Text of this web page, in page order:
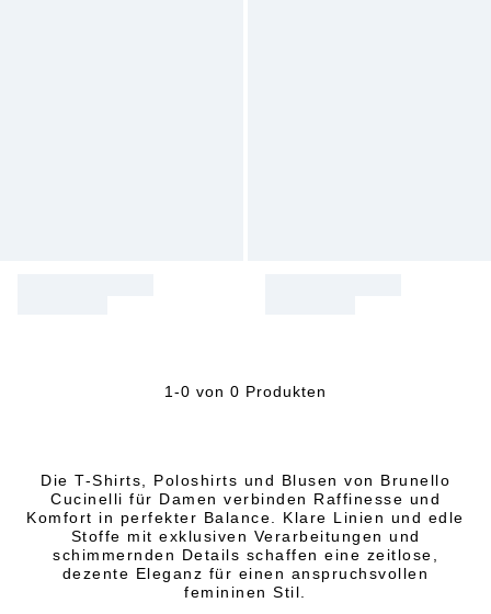
1-0 von 0 Produkten
Die T-Shirts, Poloshirts und Blusen von Brunello
Cucinelli für Damen verbinden Raffinesse und
Komfort in perfekter Balance. Klare Linien und edle
Stoffe mit exklusiven Verarbeitungen und
schimmernden Details schaffen eine zeitlose,
dezente Eleganz für einen anspruchsvollen
femininen Stil.